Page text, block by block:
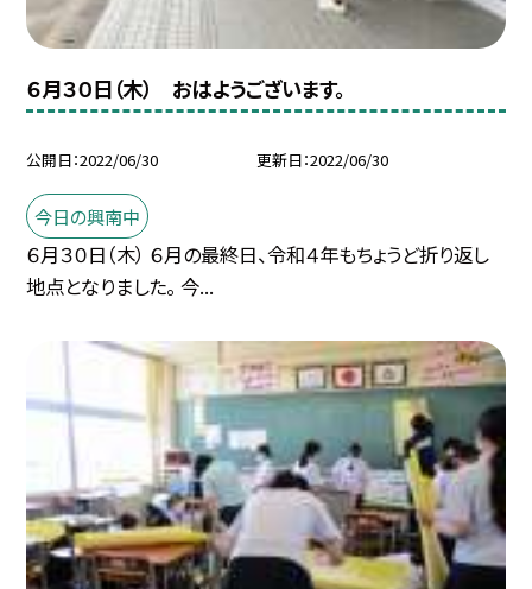
６月３０日（木） おはようございます。
公開日 2022/06/30 更新日 2022/06/30
今日の興南中
６月３０日（木） ６月の最終日、令和４年もちょうど折り返し
地点となりました。 今...